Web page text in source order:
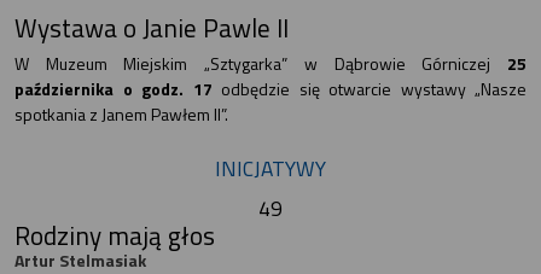
Wystawa o Janie Pawle II
W Muzeum Miejskim „Sztygarka” w Dąbrowie Górniczej 25
października o godz. 17 odbędzie się otwarcie wystawy „Nasze
spotkania z Janem Pawłem II”.
INICJATYWY
49
Rodziny mają głos
Artur Stelmasiak